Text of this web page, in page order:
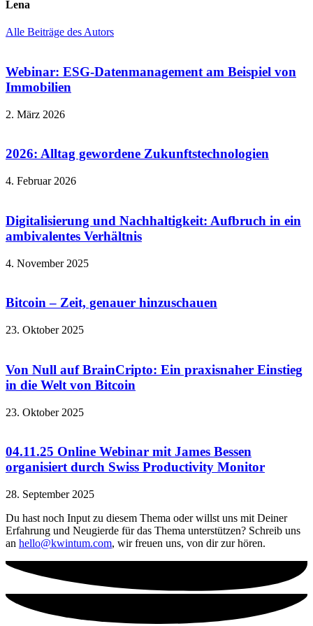
Lena
Alle Beiträge des Autors
Webinar: ESG-Datenmanagement am Beispiel von
Immobilien
2. März 2026
2026: Alltag gewordene Zukunftstechnologien
4. Februar 2026
Digitalisierung und Nachhaltigkeit: Aufbruch in ein
ambivalentes Verhältnis
4. November 2025
Bitcoin – Zeit, genauer hinzuschauen
23. Oktober 2025
Von Null auf BrainCripto: Ein praxisnaher Einstieg
in die Welt von Bitcoin
23. Oktober 2025
04.11.25 Online Webinar mit James Bessen
organisiert durch Swiss Productivity Monitor
28. September 2025
Du hast noch Input zu diesem Thema oder willst uns mit Deiner
Erfahrung und Neugierde für das Thema unterstützen? Schreib uns
an hello@kwintum.com, wir freuen uns, von dir zur hören.